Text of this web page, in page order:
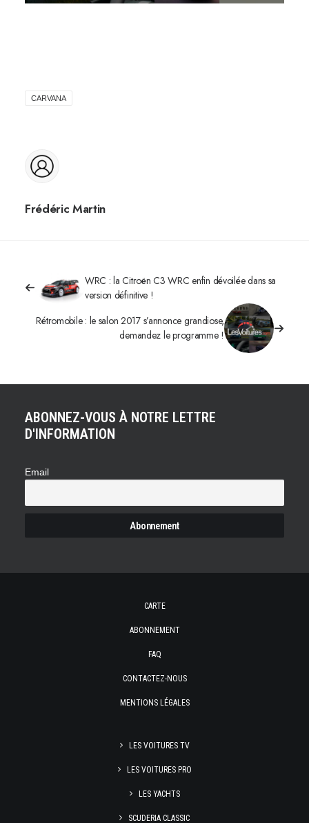
CARVANA
Frédéric Martin
WRC : la Citroën C3 WRC enfin dévoilée dans sa
version définitive !
Rétromobile : le salon 2017 s’annonce grandiose,
demandez le programme !
ABONNEZ-VOUS À NOTRE LETTRE
D'INFORMATION
Email
CARTE
ABONNEMENT
FAQ
CONTACTEZ-NOUS
MENTIONS LÉGALES
LES VOITURES TV
LES VOITURES PRO
LES YACHTS
SCUDERIA CLASSIC